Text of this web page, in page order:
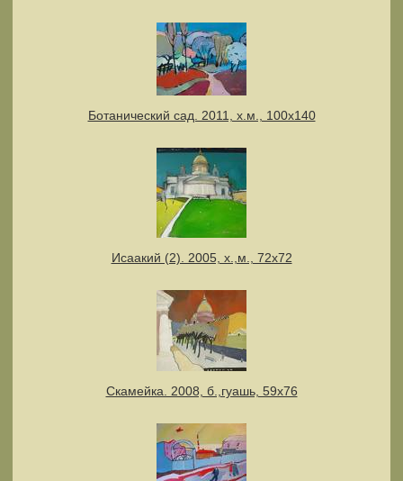
Ботанический сад. 2011, х.м., 100х140
Исаакий (2). 2005, х.,м., 72х72
Скамейка. 2008, б.,гуашь, 59х76